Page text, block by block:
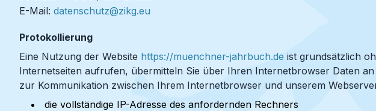
E-Mail: datenschutz@zikg.eu
Protokollierung
Eine Nutzung der Website https://muenchner-jahrbuch.de ist grundsätzlich
Internetseiten aufrufen, übermitteln Sie über Ihren Internetbrowser Daten
zur Kommunikation zwischen Ihrem Internetbrowser und unserem
die vollständige IP-Adresse des anfordernden Rechners